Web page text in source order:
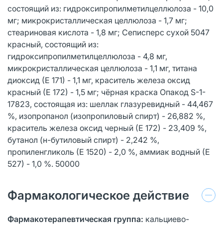
состоящий из: гидроксипропилметилцеллюлоза - 10,0
мг; микрокристаллическая целлюлоза - 1,7 мг;
стеариновая кислота - 1,8 мг; Сеписперс сухой 5047
красный, состоящий из:
гидроксипропилметилцеллюлоза - 4,8 мг,
микрокристаллическая целлюлоза - 1,1 мг, титана
диоксид (Е 171) - 1,1 мг, краситель железа оксид
красный (Е 172) - 1,5 мг; чёрная краска Опакод S-1-
17823, состоящая из: шеллак глазуревидный - 44,467
%, изопропанол (изопропиловый спирт) - 26,882 %,
краситель железа оксид черный (Е 172) - 23,409 %,
бутанол (н-бутиловый спирт) - 2,242 %,
пропиленгликоль (Е 1520) - 2,0 %, аммиак водный (Е
527) - 1,0 %. 50000
Фармакологическое действие
Фармакотерапевтическая группа: кальциево-